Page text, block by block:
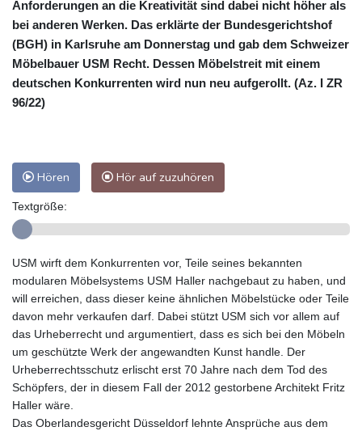
Anforderungen an die Kreativität sind dabei nicht höher als
bei anderen Werken. Das erklärte der Bundesgerichtshof
(BGH) in Karlsruhe am Donnerstag und gab dem Schweizer
Möbelbauer USM Recht. Dessen Möbelstreit mit einem
deutschen Konkurrenten wird nun neu aufgerollt. (Az. I ZR
96/22)
Hören Hör auf zuzuhören
Textgröße:
USM wirft dem Konkurrenten vor, Teile seines bekannten
modularen Möbelsystems USM Haller nachgebaut zu haben, und
will erreichen, dass dieser keine ähnlichen Möbelstücke oder Teile
davon mehr verkaufen darf. Dabei stützt USM sich vor allem auf
das Urheberrecht und argumentiert, dass es sich bei den Möbeln
um geschützte Werk der angewandten Kunst handle. Der
Urheberrechtsschutz erlischt erst 70 Jahre nach dem Tod des
Schöpfers, der in diesem Fall der 2012 gestorbene Architekt Fritz
Haller wäre.
Das Oberlandesgericht Düsseldorf lehnte Ansprüche aus dem